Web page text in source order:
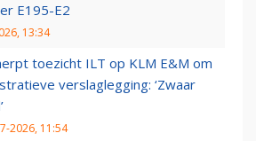
E195-E2
13:34
toezicht ILT op KLM E&M om
verslaglegging: ‘Zwaar
2026, 11:54